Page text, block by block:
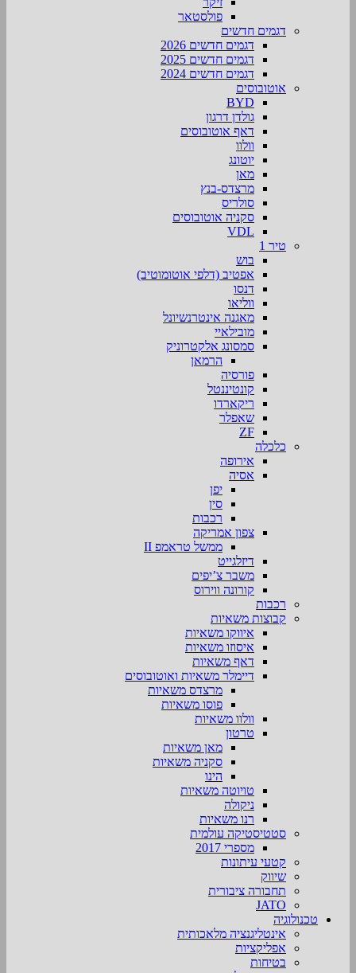
פולסטאר
דגמים חדשים
דגמים חדשים 2026
דגמים חדשים 2025
דגמים חדשים 2024
אוטובוסים
BYD
גולדן דרגון
דאף אוטובוסים
וולוו
יוטונג
מאן
מרצדס-בנץ
סולריס
סקניה אוטובוסים
VDL
טיר 1
בוש
אפטיב (דלפי אוטומוטיב)
דנסו
ווליאו
מאגנה אינטרנשיונל
מובילאיי
סמסונג אלקטרוניק
הרמאן
פורסיה
קונטיננטל
ריקארדו
שאפלר
ZF
כלכלה
אירופה
אסיה
יפן
סין
רכבות
צפון אמריקה
ממשל טראמפ II
דיזלגייט
משבר צ’יפים
קורונה ווירוס
רכבות
קבוצות משאיות
איווקו משאיות
איסוזו משאיות
דאף משאיות
דיימלר משאיות ואוטובוסים
מרצדס משאיות
פוסו משאיות
וולוו משאיות
טרטון
מאן משאיות
סקניה משאיות
הינו
טויוטה משאיות
ניקולה
רנו משאיות
סטטיסטיקה עולמית
מספרי 2017
קטעי עיתונות
שיווק
תחבורה ציבורית
JATO
טכנולוגיה
אינטליגנציה מלאכותית
אפליקציות
בטיחות